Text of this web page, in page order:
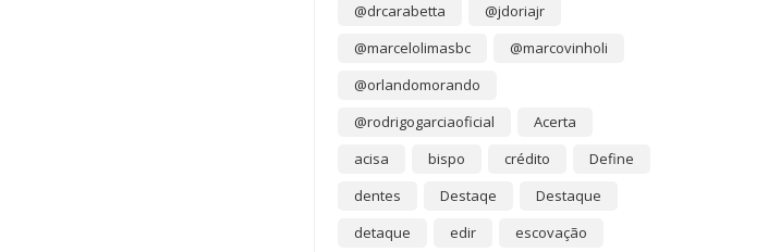
@drcarabetta
@jdoriajr
@marcelolimasbc
@marcovinholi
@orlandomorando
@rodrigogarciaoficial
Acerta
acisa
bispo crédito
Define
dentes
Destaqe
Destaque
detaque
edir
escovação